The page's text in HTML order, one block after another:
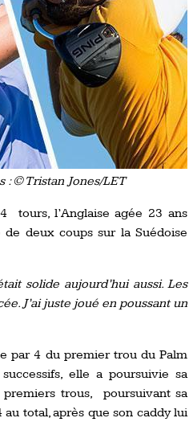
: © Tristan Jones/LET
tours, l’Anglaise agée 23 ans
deux coups sur la Suédoise
solide aujourd’hui aussi. Les
J’ai juste joué en poussant un
par 4 du premier trou du Palm
elle a poursuivie sa
trous, poursuivant sa
total, après que son caddy lui